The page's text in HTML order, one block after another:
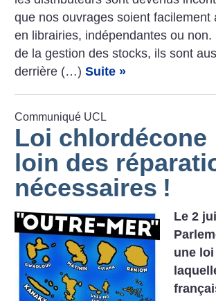
que nos ouvrages soient facilement
en librairies, indépendantes ou
de la gestion des stocks, ils sont
derrière (…)Suite »
Communiqué UCL
Loi chlordécone
loin des
nécessaires !
Le 2
une